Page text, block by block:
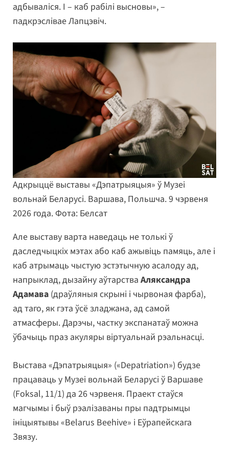
адбываліся. І – каб рабілі высновы», –
падкрэслівае Лапцэвіч.
Адкрыццё выставы «Дэпатрыяцыя» ў Музеі
вольнай Беларусі. Варшава, Польшча. 9 чэрвеня
2026 года. Фота: Белсат
Але выставу варта наведаць не толькі ў
даследчыцкіх мэтах або каб ажывіць памяць, але і
каб атрымаць чыстую эстэтычную асалоду ад,
напрыклад, дызайну аўтарства Аляксандра
Адамава (драўляныя скрыні і чырвоная фарба),
ад таго, як гэта ўсё зладжана, ад самой
атмасферы. Дарэчы, частку экспанатаў можна
ўбачыць праз акуляры віртуальнай рэальнасці.
Выстава «Дэпатрыяцыя» («Depatriation») будзе
працаваць у Музеі вольнай Беларусі ў Варшаве
(Foksal, 11/1) да 26 чэрвеня. Праект стаўся
магчымы і быў рэалізаваны пры падтрымцы
ініцыятывы «Belarus Beehive» і Еўрапейскага
Звязу.